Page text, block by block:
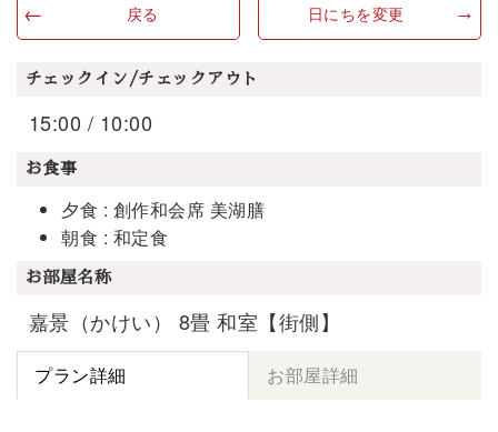
戻る 日にちを変更
チェックイン/チェックアウト
15:00 / 10:00
お食事
夕食 : 創作和会席 美湖膳
朝食 : 和定食
お部屋名称
嘉景（かけい） 8畳 和室【街側】
プラン詳細 お部屋詳細